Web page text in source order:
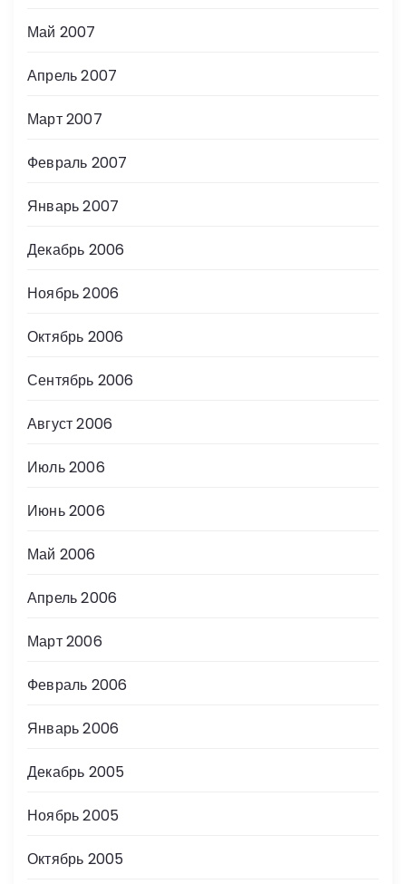
Май 2007
Апрель 2007
Март 2007
Февраль 2007
Январь 2007
Декабрь 2006
Ноябрь 2006
Октябрь 2006
Сентябрь 2006
Август 2006
Июль 2006
Июнь 2006
Май 2006
Апрель 2006
Март 2006
Февраль 2006
Январь 2006
Декабрь 2005
Ноябрь 2005
Октябрь 2005